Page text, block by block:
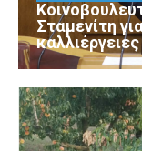
Σταμενίτη